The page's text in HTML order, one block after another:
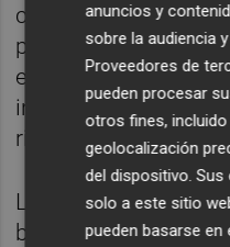
compararse con su
por ejemplo.
empresarial. Desde
invertir en empresas
riqueza y retorno".
La responsable de
bien esa iniciativa
anuncios y
sobre la audiencia
Proveedores de
pueden procesar
otros fines,
geolocalización
del dispositivo.
solo a este sitio
pueden basarse en